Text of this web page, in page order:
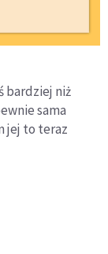
bardziej niż
sama
jej to teraz